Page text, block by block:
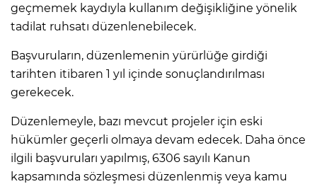
geçmemek kaydıyla kullanım değişikliğine yönelik
tadilat ruhsatı düzenlenebilecek.
Başvuruların, düzenlemenin yürürlüğe girdiği
tarihten itibaren 1 yıl içinde sonuçlandırılması
gerekecek.
Düzenlemeyle, bazı mevcut projeler için eski
hükümler geçerli olmaya devam edecek. Daha önce
ilgili başvuruları yapılmış, 6306 sayılı Kanun
kapsamında sözleşmesi düzenlenmiş veya kamu